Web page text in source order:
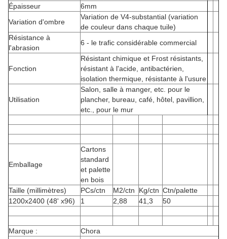
Épaisseur
6mm
Variation d'ombre
Variation de V4-substantial (variation
de couleur dans chaque tuile)
Résistance à
l'abrasion
6 - le trafic considérable commercial
Fonction
Résistant chimique et Frost résistants,
résistant à l'acide, antibactérien,
isolation thermique, résistante à l'usure
Utilisation
Salon, salle à manger, etc. pour le
plancher, bureau, café, hôtel, pavillion,
etc., pour le mur
Emballage
Cartons
standard
et palette
en bois
Taille (millimètres)
PCs/ctn M2/ctn Kg/ctn Ctn/palette
1200x2400 (48' x96)
1 2,88 41,3 50
Marque :
Chora